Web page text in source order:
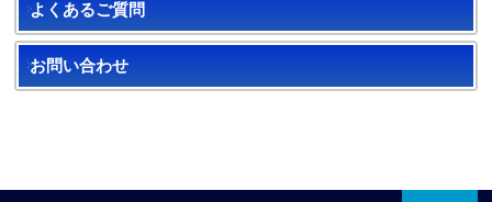
よくあるご質問
お問い合わせ